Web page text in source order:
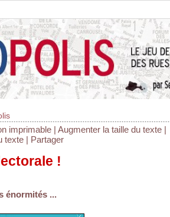
imprimable | Augmenter la taille du texte |
texte | Partager
!
énormités ...